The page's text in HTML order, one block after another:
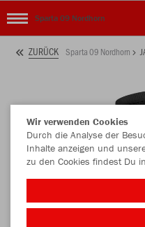
Sparta 09 Nordhorn
ZURÜCK Sparta 09 Nordhorn
Wir verwenden Cookies
Durch die Analyse der
Inhalte anzeigen und
zu den Cookies findest Du